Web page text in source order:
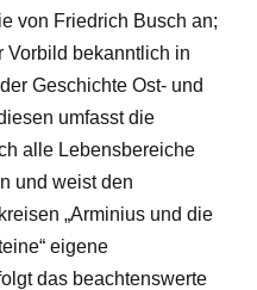
von Friedrich Busch an;
Vorbild bekanntlich in
Geschichte Ost- und
umfasst die
alle Lebensbereiche
und weist den
„Arminius und die
eigene
das beachtenswerte